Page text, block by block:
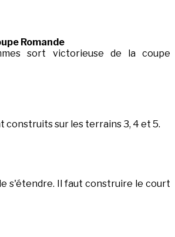
Romande
sort victorieuse de la coupe
construits sur les terrains 3, 4 et 5.
s'étendre. Il faut construire le court